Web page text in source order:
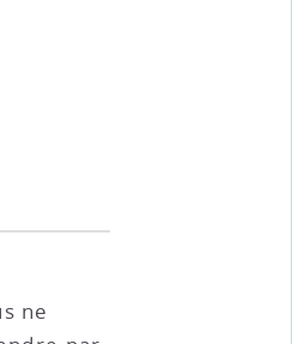
ne